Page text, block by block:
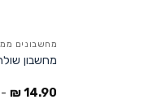
מחשבונים
מחשבון
14.90
₪
-